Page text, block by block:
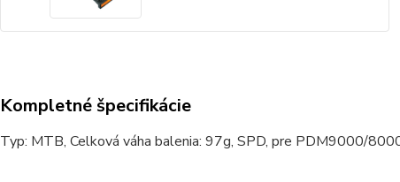
Kompletné špecifikácie
Typ: MTB, Celková váha balenia: 97g, SPD, pre PDM9000/